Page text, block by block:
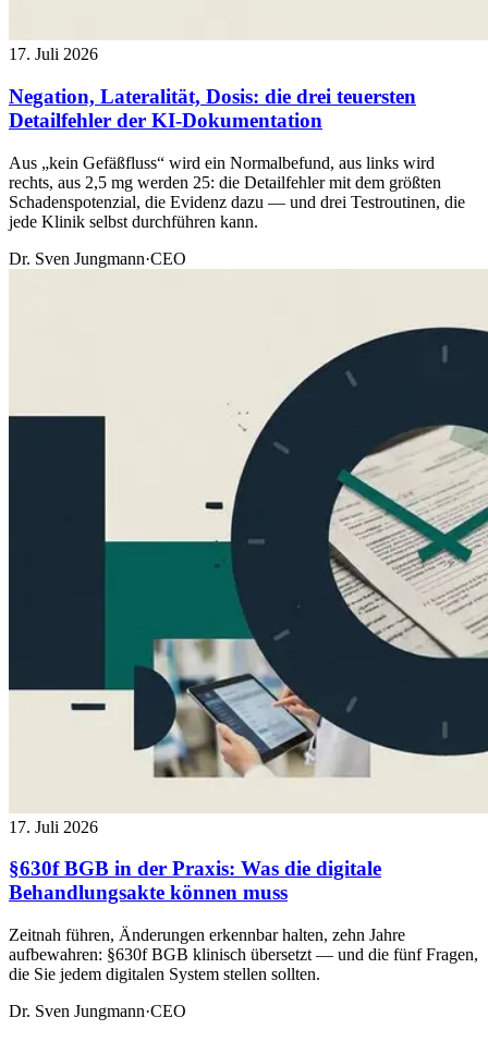
17. Juli 2026
Negation, Lateralität, Dosis: die drei teuersten
Detailfehler der KI-Dokumentation
Aus „kein Gefäßfluss“ wird ein Normalbefund, aus links wird
rechts, aus 2,5 mg werden 25: die Detailfehler mit dem größten
Schadenspotenzial, die Evidenz dazu — und drei Testroutinen, die
jede Klinik selbst durchführen kann.
Dr. Sven Jungmann·CEO
17. Juli 2026
§630f BGB in der Praxis: Was die digitale
Behandlungsakte können muss
Zeitnah führen, Änderungen erkennbar halten, zehn Jahre
aufbewahren: §630f BGB klinisch übersetzt — und die fünf Fragen,
die Sie jedem digitalen System stellen sollten.
Dr. Sven Jungmann·CEO